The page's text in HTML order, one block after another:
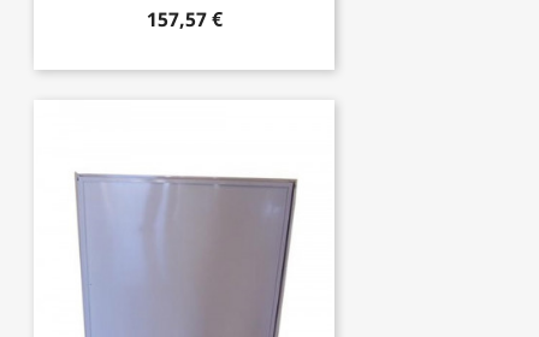
157,57 €